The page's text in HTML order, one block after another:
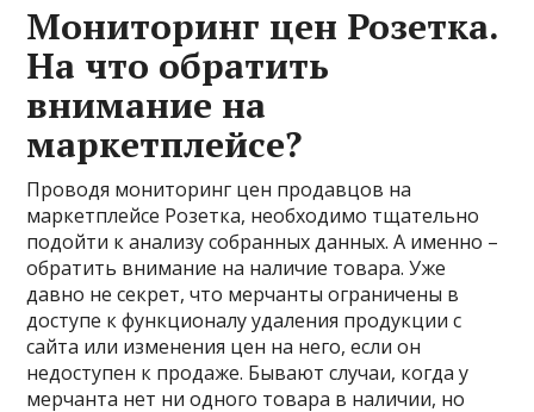
Мониторинг цен Розетка.
На что обратить
внимание на
маркетплейсе?
Проводя мониторинг цен продавцов на
маркетплейсе Розетка, необходимо тщательно
подойти к анализу собранных данных. А именно –
обратить внимание на наличие товара. Уже
давно не секрет, что мерчанты ограничены в
доступе к функционалу удаления продукции с
сайта или изменения цен на него, если он
недоступен к продаже. Бывают случаи, когда у
мерчанта нет ни одного товара в наличии, но